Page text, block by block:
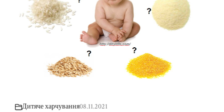
Дитяче харчування08.11.2021